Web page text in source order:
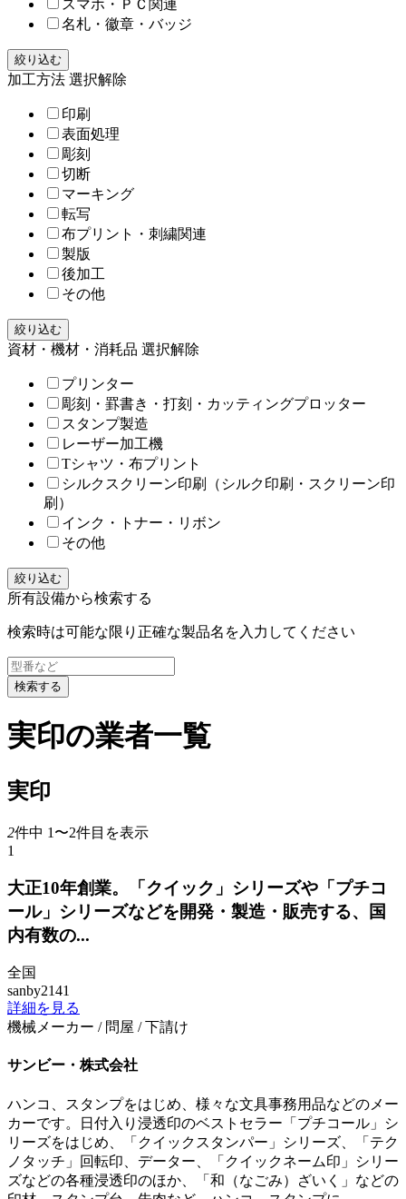
スマホ・ＰＣ関連
名札・徽章・バッジ
絞り込む
加工方法 選択解除
印刷
表面処理
彫刻
切断
マーキング
転写
布プリント・刺繍関連
製版
後加工
その他
絞り込む
資材・機材・消耗品 選択解除
プリンター
彫刻・罫書き・打刻・カッティングプロッター
スタンプ製造
レーザー加工機
Tシャツ・布プリント
シルクスクリーン印刷（シルク印刷・スクリーン印
刷）
インク・トナー・リボン
その他
絞り込む
所有設備から検索する
検索時は可能な限り正確な製品名を入力してください
検索する
実印の業者一覧
実印
2件中 1〜2件目を表示
1
大正10年創業。「クイック」シリーズや「プチコ
ール」シリーズなどを開発・製造・販売する、国
内有数の...
全国
sanby2141
詳細を見る
機械メーカー / 問屋 / 下請け
サンビー・株式会社
ハンコ、スタンプをはじめ、様々な文具事務用品などのメー
カーです。日付入り浸透印のベストセラー「プチコール」シ
リーズをはじめ、「クイックスタンパー」シリーズ、「テク
ノタッチ」回転印、データー、「クイックネーム印」シリー
ズなどの各種浸透印のほか、「和（なごみ）ざいく」などの